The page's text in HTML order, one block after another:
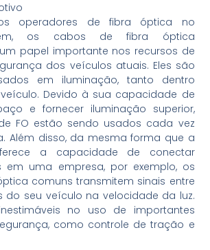
operadores de fibra óptica no
os cabos de fibra óptica
papel importante nos recursos de
dos veículos atuais. Eles são
em iluminação, tanto dentro
Devido à sua capacidade de
e fornecer iluminação superior,
FO estão sendo usados cada vez
Além disso, da mesma forma que a
a capacidade de conectar
em uma empresa, por exemplo, os
comuns transmitem sinais entre
do seu veículo na velocidade da luz.
no uso de importantes
como controle de tração e